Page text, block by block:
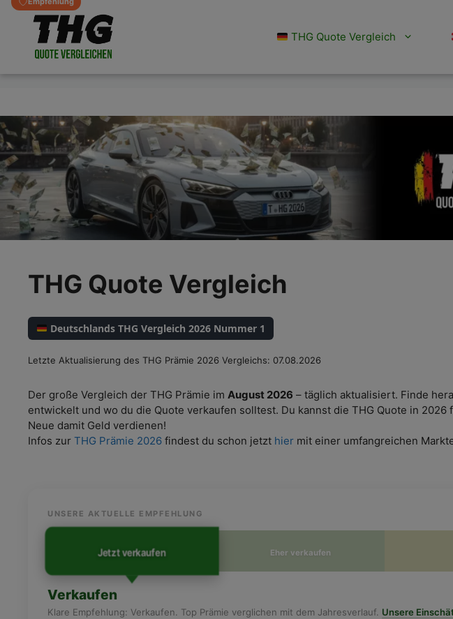
Zum
springen
THG Quote Vergleich
THG Quote Vergleich
Deutschlands THG Vergleich 2026 Nummer 1
Letzte Aktualisierung des THG Prämie 2026 Vergleichs: 07.08.2026
Der große Vergleich der THG Prämie im August 2026 – täglich aktualisiert. Finde
entwickelt und wo du die Quote verkaufen solltest. Du kannst die THG Quote in
Neue damit Geld verdienen!
Infos zur THG Prämie 2026 findest du schon jetzt hier mit einer umfangreichen
UNSERE AKTUELLE EMPFEHLUNG
Jetzt verkaufen Eher verkaufen
Verkaufen
Klare Empfehlung: Verkaufen. Top Prämie verglichen mit dem Jahresverlauf. Unsere